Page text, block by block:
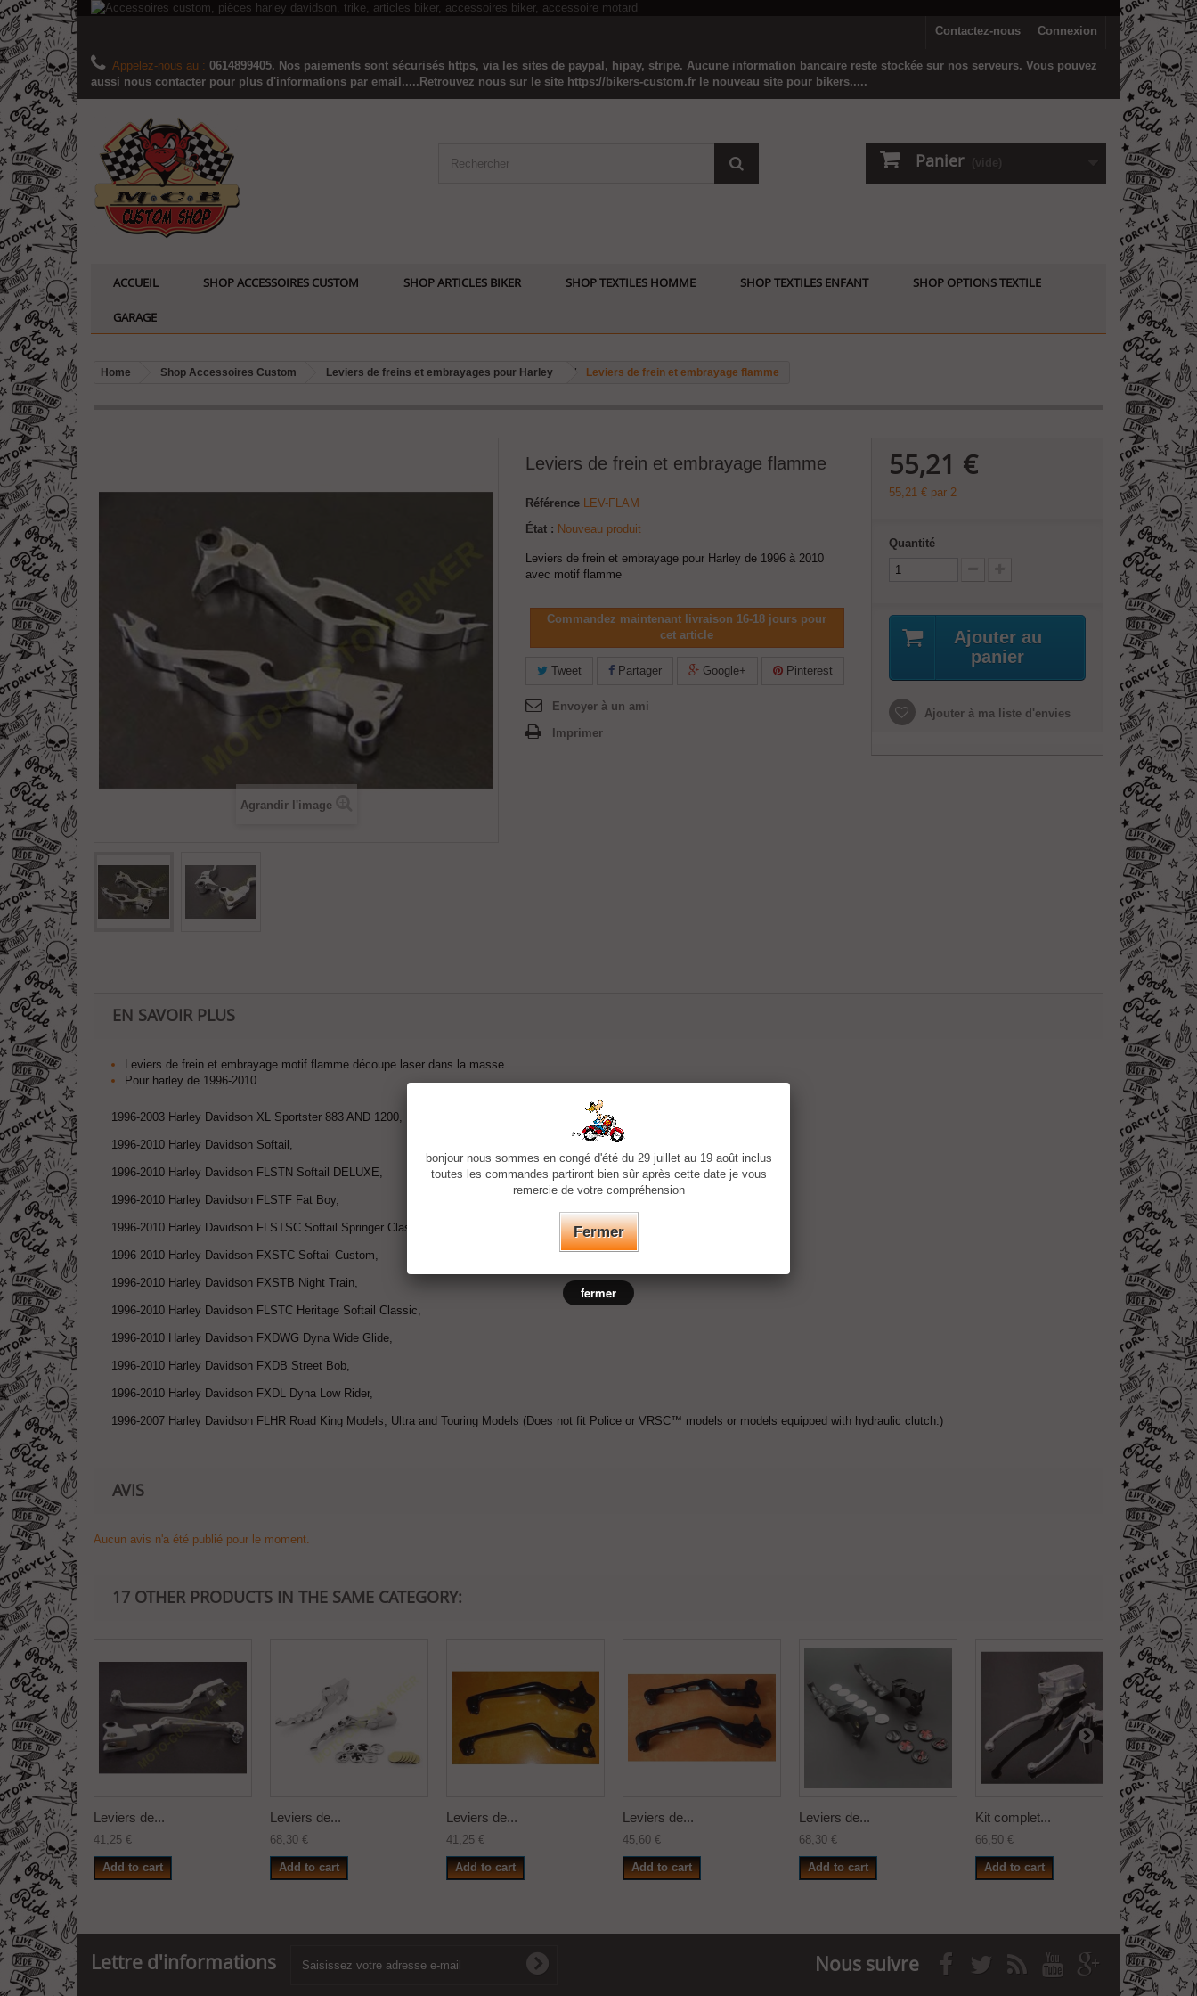
Connexion
Contactez-nous
Appelez-nous au : 0614899405. Nos paiements sont sécurisés https, via les sites de paypal, hipay, stripe. Aucune information bancaire reste stockée sur nos serveurs. Vous pouvez
aussi nous contacter pour plus d'informations par email.....Retrouvez nous sur le site https://bikers-custom.fr le nouveau site pour bikers.....
Panier (vide)
ACCUEIL SHOP ACCESSOIRES CUSTOM SHOP ARTICLES BIKER SHOP TEXTILES HOMME SHOP TEXTILES ENFANT SHOP OPTIONS TEXTILE
GARAGE
Home Shop Accessoires Custom Leviers de freins et embrayages pour Harley Leviers de frein et embrayage flamme
Agrandir l'image
Leviers de frein et embrayage flamme
Référence LEV-FLAM
État : Nouveau produit
Leviers de frein et embrayage pour Harley de 1996 à 2010
avec motif flamme
Commandez maintenant livraison 16-18 jours pour
cet article
Tweet Partager Google+ Pinterest
Envoyer à un ami
Imprimer
55,21 €
55,21 €par 2
Quantité
Ajouter au
panier
Ajouter à ma liste d'envies
EN SAVOIR PLUS
Leviers de frein et embrayage motif flamme découpe laser dans la masse
Pour harley de 1996-2010
1996-2003 Harley Davidson XL Sportster 883 AND 1200,
1996-2010 Harley Davidson Softail,
1996-2010 Harley Davidson FLSTN Softail DELUXE,
1996-2010 Harley Davidson FLSTF Fat Boy,
1996-2010 Harley Davidson FLSTSC Softail Springer Classic,
1996-2010 Harley Davidson FXSTC Softail Custom,
1996-2010 Harley Davidson FXSTB Night Train,
1996-2010 Harley Davidson FLSTC Heritage Softail Classic,
1996-2010 Harley Davidson FXDWG Dyna Wide Glide,
1996-2010 Harley Davidson FXDB Street Bob,
1996-2010 Harley Davidson FXDL Dyna Low Rider,
1996-2007 Harley Davidson FLHR Road King Models, Ultra and Touring Models (Does not fit Police or VRSC™ models or models equipped with hydraulic clutch.)
AVIS
Aucun avis n'a été publié pour le moment.
17 OTHER PRODUCTS IN THE SAME CATEGORY:
Leviers de...
41,25 €
Add to cart
Leviers de...
68,30 €
Add to cart
Leviers de...
41,25 €
Add to cart
Leviers de...
45,60 €
Add to cart
Leviers de...
68,30 €
Add to cart
Kit complet...
66,50 €
Add to cart
Kit
96,25 €
Add
Lettre d'informations Nous suivre
bonjour nous sommes en congé d'été du 29 juillet au 19 août inclus
toutes les commandes partiront bien sûr après cette date je vous
remercie de votre compréhension
Fermer
fermer